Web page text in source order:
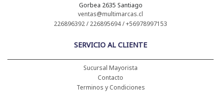
Gorbea 2635 Santiago
ventas@multimarcas.cl
226896392 / 226895694 / +56978997153
SERVICIO AL CLIENTE
Sucursal Mayorista
Contacto
Terminos y Condiciones